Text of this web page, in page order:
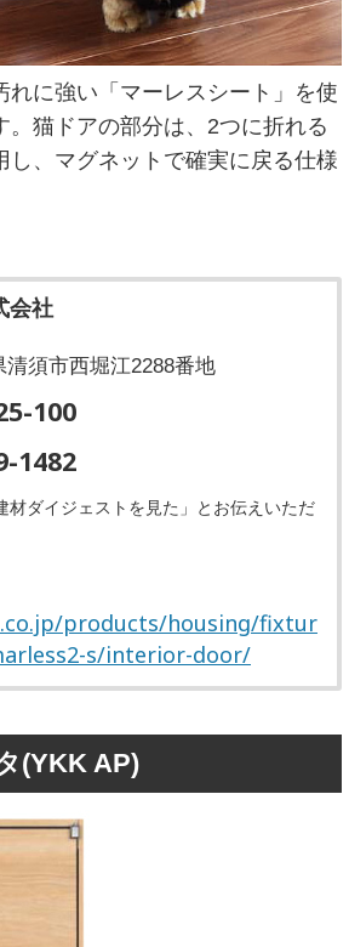
れに強い「マーレスシート」を使
。猫ドアの部分は、2つに折れる
し、マグネットで確実に戻る仕様
会社
清須市西堀江2288番地
100
1482
ダイジェストを見た」とお伝えいただ
products/housing/fixtur
s/interior-door/
(YKK AP)